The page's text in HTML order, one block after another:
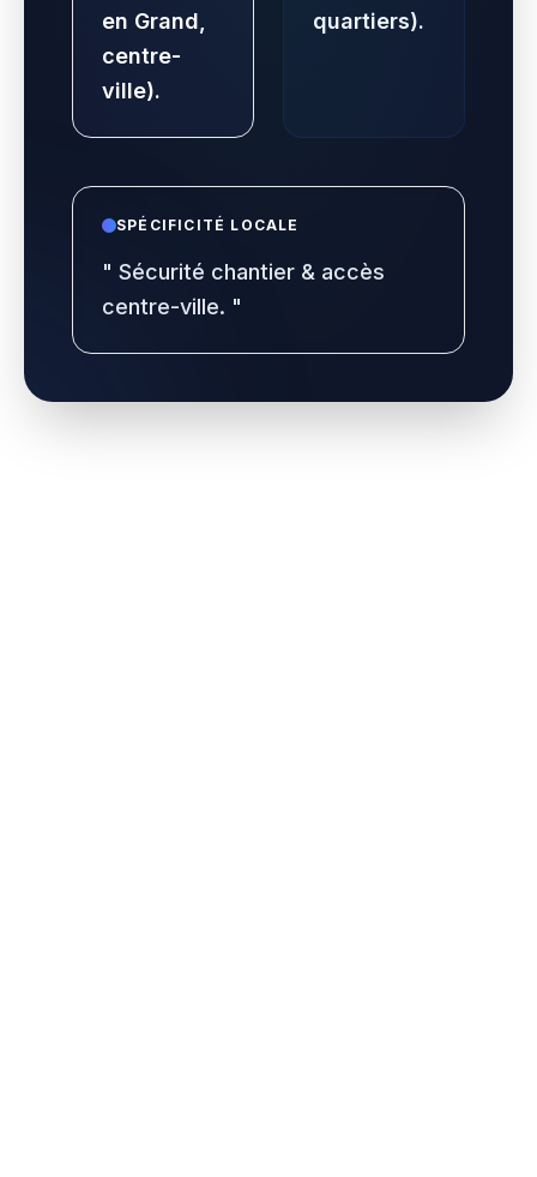
en Grand,
centre-
ville).
quartiers).
SPÉCIFICITÉ LOCALE
" Sécurité chantier & accès
centre-ville. "